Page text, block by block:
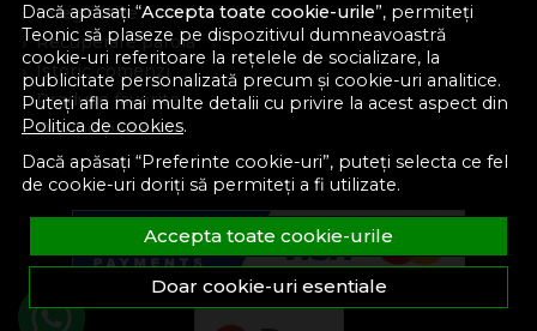
Dacă apăsați “Accepta toate cookie-urile”, permiteți
Teonic să plaseze pe dispozitivul dumneavoastră
cookie-uri referitoare la rețelele de socializare, la
publicitate personalizată precum și cookie-uri analitice.
Puteți afla mai multe detalii cu privire la acest aspect din
Politica de cookies.
Dacă apăsați “Preferinte cookie-uri”, puteți selecta ce fel
de cookie-uri doriți să permiteți a fi utilizate.
Accepta toate cookie-urile
Doar cookie-uri esentiale
Inregistrare
Recuperare parola
Istoric comenzi
Produse favorite
Devino partener